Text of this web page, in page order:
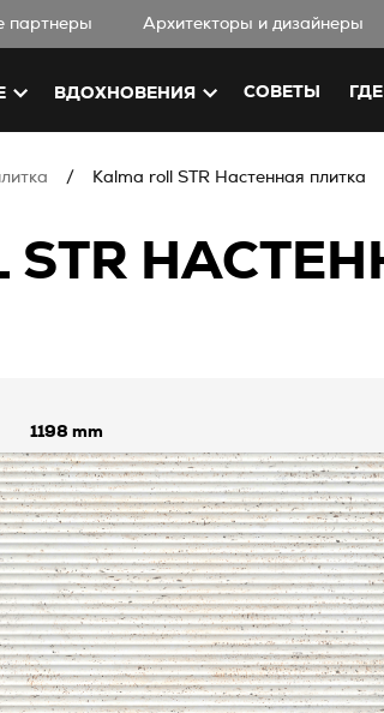
партнеры Aрхитекторы и дизайнеры
ВДОХНОВЕНИЯ СОВЕТЫ
Kalma roll STR Настенная плитка
STR
1198